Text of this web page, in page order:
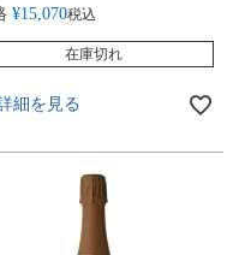
¥15,070税込
在庫切れ
細を見る